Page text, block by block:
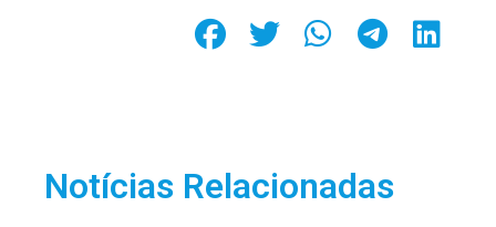
Notícias Relacionadas